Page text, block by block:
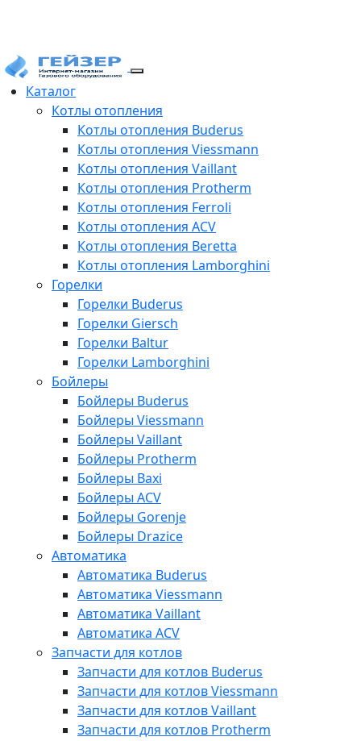
Каталог
Котлы отопления
Котлы отопления Buderus
Котлы отопления Viessmann
Котлы отопления Vaillant
Котлы отопления Protherm
Котлы отопления Ferroli
Котлы отопления ACV
Котлы отопления Beretta
Котлы отопления Lamborghini
Горелки
Горелки Buderus
Горелки Giersch
Горелки Baltur
Горелки Lamborghini
Бойлеры
Бойлеры Buderus
Бойлеры Viessmann
Бойлеры Vaillant
Бойлеры Protherm
Бойлеры Baxi
Бойлеры ACV
Бойлеры Gorenje
Бойлеры Drazice
Автоматика
Автоматика Buderus
Автоматика Viessmann
Автоматика Vaillant
Автоматика ACV
Запчасти для котлов
Запчасти для котлов Buderus
Запчасти для котлов Viessmann
Запчасти для котлов Vaillant
Запчасти для котлов Protherm